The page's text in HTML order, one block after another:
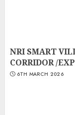
NRI SMART
CORRIDOR /
6TH MARCH 2026